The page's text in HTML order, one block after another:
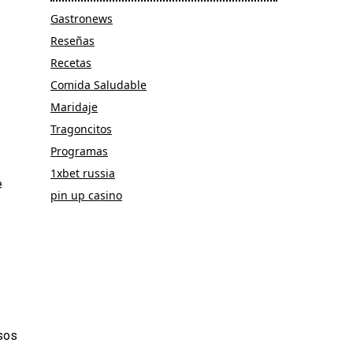
Gastronews
Reseñas
Recetas
Comida Saludable
Maridaje
Tragoncitos
Programas
1xbet russia
pin up casino